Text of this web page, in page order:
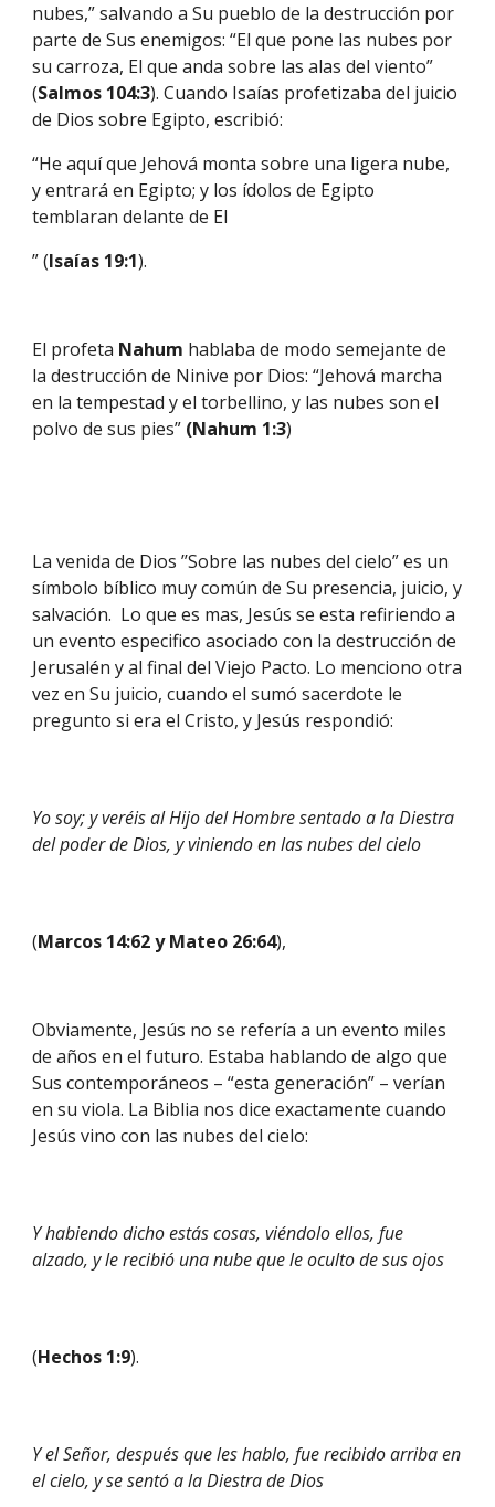
nubes,” salvando a Su pueblo de la destrucción por
parte de Sus enemigos: “El que pone las nubes por
su carroza, El que anda sobre las alas del viento”
(Salmos 104:3). Cuando Isaías profetizaba del juicio
de Dios sobre Egipto, escribió:
“He aquí que Jehová monta sobre una ligera nube,
y entrará en Egipto; y los ídolos de Egipto
temblaran delante de El
” (Isaías 19:1).
El profeta Nahum hablaba de modo semejante de
la destrucción de Ninive por Dios: “Jehová marcha
en la tempestad y el torbellino, y las nubes son el
polvo de sus pies” (Nahum 1:3)
La venida de Dios ’’Sobre las nubes del cielo” es un
símbolo bíblico muy común de Su presencia, juicio, y
salvación.  Lo que es mas, Jesús se esta refiriendo a
un evento especifico asociado con la destrucción de
Jerusalén y al final del Viejo Pacto. Lo menciono otra
vez en Su juicio, cuando el sumó sacerdote le
pregunto si era el Cristo, y Jesús respondió:
Yo soy; y veréis al Hijo del Hombre sentado a la Diestra
del poder de Dios, y viniendo en las nubes del cielo
(Marcos 14:62 y Mateo 26:64),
Obviamente, Jesús no se refería a un evento miles
de años en el futuro. Estaba hablando de algo que
Sus contemporáneos – “esta generación” – verían
en su viola. La Biblia nos dice exactamente cuando
Jesús vino con las nubes del cielo:
Y habiendo dicho estás cosas, viéndolo ellos, fue
alzado, y le recibió una nube que le oculto de sus ojos
(Hechos 1:9).
Y el Señor, después que les hablo, fue recibido arriba en
el cielo, y se sentó a la Diestra de Dios